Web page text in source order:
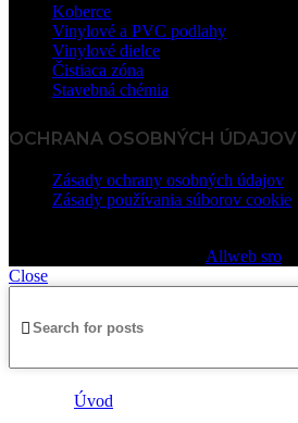
Koberce
Vinylové a PVC podlahy
Vinylové dielce
Čistiaca zóna
Stavebná chémia
OCHRANA OSOBNÝCH ÚDAJOV
Zásady ochrany osobných údajov
Zásady používania súborov cookie
Allweb sro
Close
Úvod